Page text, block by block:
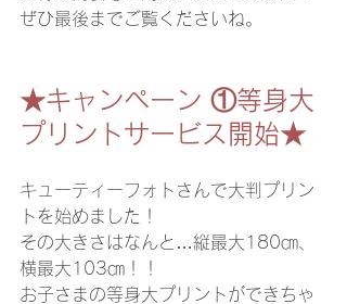
ぜひ最後までご覧くださいね。
★キャンペーン ①等身大
プリントサービス開始★
キューティーフォトさんで大判プリン
トを始めました！
その大きさはなんと…縦最大180㎝、
横最大103㎝！！
お子さまの等身大プリントができちゃ